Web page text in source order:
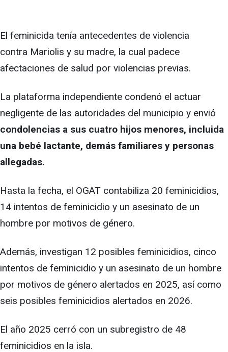
El feminicida tenía antecedentes de violencia
contra Mariolis y su madre, la cual padece
afectaciones de salud por violencias previas.
La plataforma independiente condenó el actuar
negligente de las autoridades del municipio y envió
condolencias a sus cuatro hijos menores, incluida
una bebé lactante, demás familiares y personas
allegadas.
Hasta la fecha, el OGAT contabiliza 20 feminicidios,
14 intentos de feminicidio y un asesinato de un
hombre por motivos de género.
Además, investigan 12 posibles feminicidios, cinco
intentos de feminicidio y un asesinato de un hombre
por motivos de género alertados en 2025, así como
seis posibles feminicidios alertados en 2026.
El año 2025 cerró con un subregistro de 48
feminicidios en la isla.